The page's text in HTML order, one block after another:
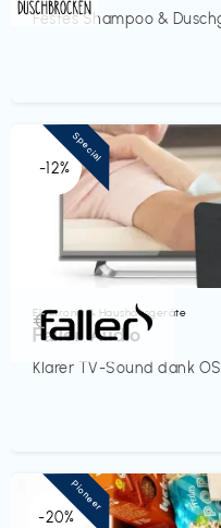
Festes Shampoo &
-12%
Elektronik & Haushaltsgeräte
Faller Audio
Klarer TV-Sound dank
€‎
Special
-20%
Pioneer